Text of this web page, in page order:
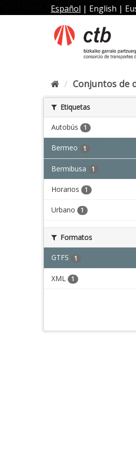
al
Español | English |
Conjuntos de
Etiquetas
Autobús 1
Bermeo 1
Bermibusa 1
Horarios 1
Urbano 1
Formatos
GTFS 1
XML 1